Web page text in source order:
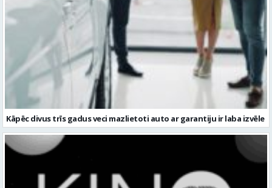
Kāpēc divus trīs gadus veci mazlietoti auto ar garantiju ir laba izvēle